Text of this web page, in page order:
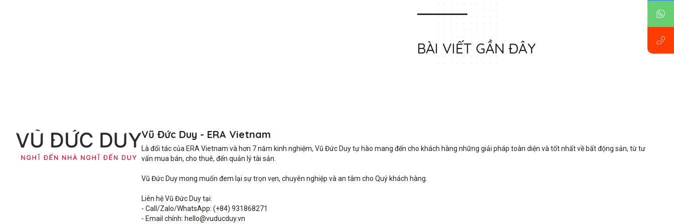
BÀI VIẾT GẦN ĐÂY
Vũ Đức Duy - ERA Vietnam
Là đối tác của ERA Vietnam và hơn 7 năm kinh nghiệm, Vũ Đức Duy tự hào mang đến cho khách hàng những giải pháp toàn diện và tốt nhất về bất động sản, từ tư
vấn mua bán, cho thuê, đến quản lý tài sản.
Vũ Đức Duy mong muốn đem lại sự trọn vẹn, chuyên nghiệp và an tâm cho Quý khách hàng.
Liên hệ Vũ Đức Duy tại:
- Call/Zalo/WhatsApp: (+84) 931868271
- Email chính: hello@vuducduy.vn